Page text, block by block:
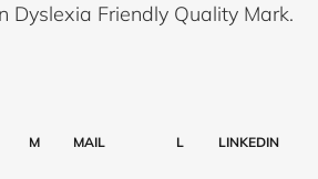
Dyslexia Friendly Quality Mark.
M MAIL L LINKEDIN